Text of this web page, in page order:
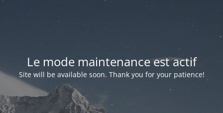
Le mode maintenance est actif
Site will be available soon. Thank you for your patience!